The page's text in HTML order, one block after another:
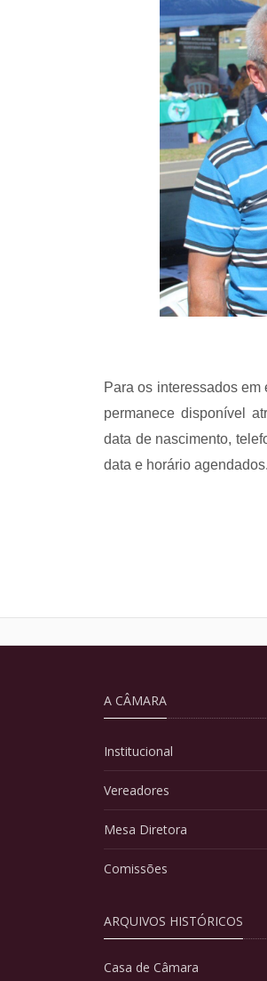
Para os interessados
permanece disponível
data de nascimento,
data e horário
A CÂMARA
Institucional
Vereadores
Mesa Diretora
Comissões
ARQUIVOS HISTÓRICOS
Casa de Câmara